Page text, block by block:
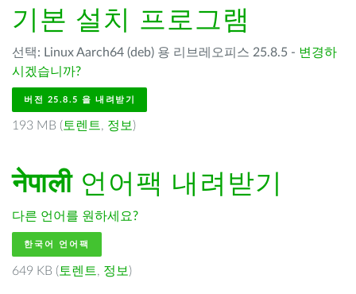
기본 설치 프로그램
선택: Linux Aarch64 (deb) 용 리브레오피스 25.8.5 - 변경하
시겠습니까?
버전 25.8.5 을 내려받기
193 MB ( 토렌트, 정보 )
नेपाली언어팩 내려받기
다른 언어를 원하세요?
한국어 언어팩
649 KB ( 토렌트, 정보 )